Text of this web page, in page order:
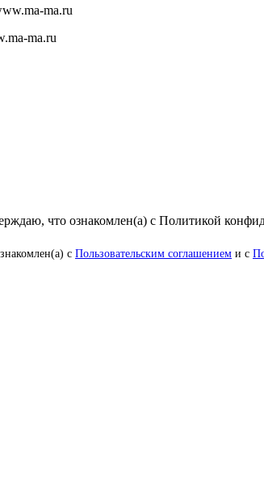
ma.ru
ma.ru
что ознакомлен(а) с Политикой
с Пользовательским соглашением и с